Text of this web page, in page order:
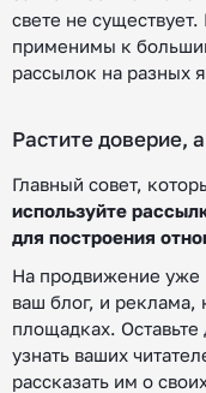
свете не
применимы к
рассылок на разных
Растите доверие,
Главный совет,
используйте
для построения
На продвижение уже
ваш блог, и реклама,
площадках.
узнать ваших
рассказать им о